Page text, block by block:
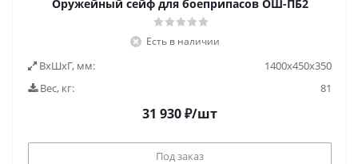
Оружейный сейф для боеприпасов ОШ-ПБ2
Есть в наличии
ВxШxГ, мм:
1400х450х350
Вес, кг:
81
31 930₽/шт
Под заказ